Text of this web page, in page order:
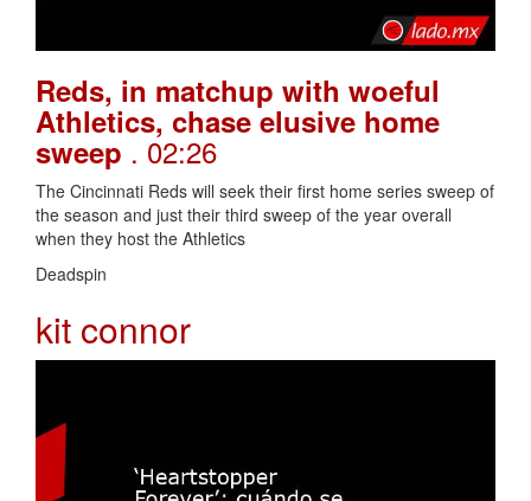
Reds, in matchup with woeful
Athletics, chase elusive home
sweep . 02:26
The Cincinnati Reds will seek their first home series sweep of
the season and just their third sweep of the year overall
when they host the Athletics
Deadspin
kit connor